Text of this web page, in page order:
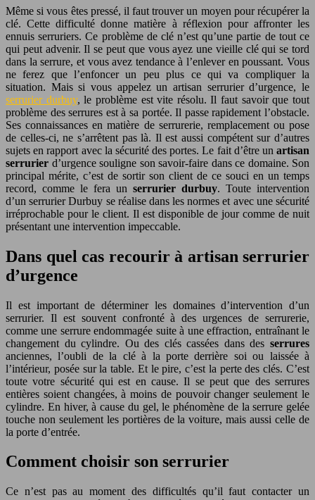
Même si vous êtes pressé, il faut trouver un moyen pour récupérer la
clé. Cette difficulté donne matière à réflexion pour affronter les
ennuis serruriers. Ce problème de clé n’est qu’une partie de tout ce
qui peut advenir. Il se peut que vous ayez une vieille clé qui se tord
dans la serrure, et vous avez tendance à l’enlever en poussant. Vous
ne ferez que l’enfoncer un peu plus ce qui va compliquer la
situation. Mais si vous appelez un artisan serrurier d’urgence, le
serrurier durbuy, le problème est vite résolu. Il faut savoir que tout
problème des serrures est à sa portée. Il passe rapidement l’obstacle.
Ses connaissances en matière de serrurerie, remplacement ou pose
de celles-ci, ne s’arrêtent pas là. Il est aussi compétent sur d’autres
sujets en rapport avec la sécurité des portes. Le fait d’être un artisan
serrurier d’urgence souligne son savoir-faire dans ce domaine. Son
principal mérite, c’est de sortir son client de ce souci en un temps
record, comme le fera un serrurier durbuy. Toute intervention
d’un serrurier Durbuy se réalise dans les normes et avec une sécurité
irréprochable pour le client. Il est disponible de jour comme de nuit
présentant une intervention impeccable.
Dans quel cas recourir à artisan serrurier
d’urgence
Il est important de déterminer les domaines d’intervention d’un
serrurier. Il est souvent confronté à des urgences de serrurerie,
comme une serrure endommagée suite à une effraction, entraînant le
changement du cylindre. Ou des clés cassées dans des serrures
anciennes, l’oubli de la clé à la porte derrière soi ou laissée à
l’intérieur, posée sur la table. Et le pire, c’est la perte des clés. C’est
toute votre sécurité qui est en cause. Il se peut que des serrures
entières soient changées, à moins de pouvoir changer seulement le
cylindre. En hiver, à cause du gel, le phénomène de la serrure gelée
touche non seulement les portières de la voiture, mais aussi celle de
la porte d’entrée.
Comment choisir son serrurier
Ce n’est pas au moment des difficultés qu’il faut contacter un